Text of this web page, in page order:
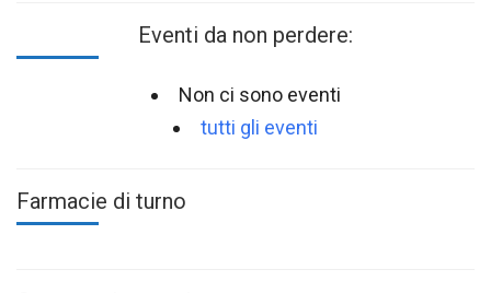
Eventi da non perdere:
Non ci sono eventi
tutti gli eventi
Farmacie di turno